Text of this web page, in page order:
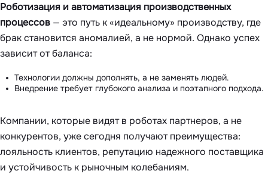
Роботизация и автоматизация производственных
процессов — это путь к «идеальному» производству, где
брак становится аномалией, а не нормой. Однако успех
зависит от баланса:
Технологии должны дополнять, а не заменять людей.
Внедрение требует глубокого анализа и поэтапного подхода.
Компании, которые видят в роботах партнеров, а не
конкурентов, уже сегодня получают преимущества:
лояльность клиентов, репутацию надежного поставщика
и устойчивость к рыночным колебаниям.